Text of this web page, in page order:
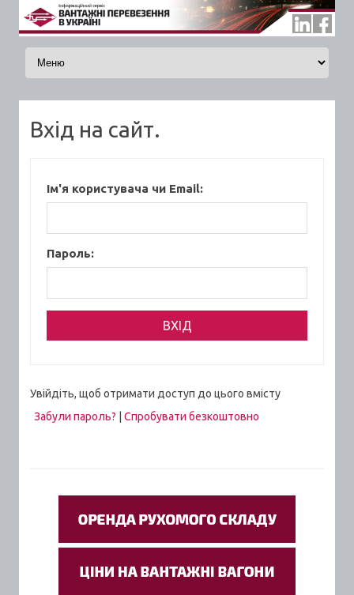
Skip to content
Вхід на сайт.
Ім'я користувача чи Email:
Пароль:
Увійдіть, щоб отримати доступ до цього вмісту
Забули пароль?
Спробувати безкоштовно